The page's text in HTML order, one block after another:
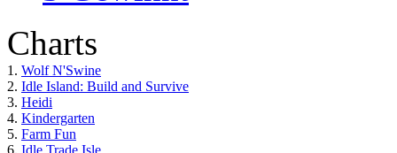
Charts
1. Wolf N'Swine
2. Idle Island: Build and Survive
3. Heidi
4. Kindergarten
5. Farm Fun
6. Idle Trade Isle